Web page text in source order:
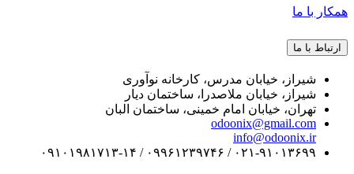
همکار با ما
ارتباط با ما
شیراز، خیابان مدرس، کارخانه نوآوری
شیراز، خیابان ملاصدرا، ساختمان دیار
تهران، خیابان امام خمینی، ساختمان البان
odoonix@gmail.com
info@odoonix.ir
۰۲۱-۹۱۰۱۳۶۹۹ / ۰۹۹۶۱۲۳۹۷۴۶ / ۰۹۱۰۱۹۸۱۷۱۳-۱۴